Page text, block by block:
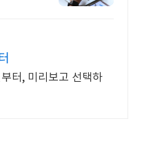
터, 미리보고 선택하